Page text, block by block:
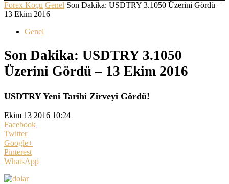
Forex Koçu Genel Son Dakika: USDTRY 3.1050 Üzerini Gördü –
13 Ekim 2016
Genel
Son Dakika: USDTRY 3.1050
Üzerini Gördü – 13 Ekim 2016
USDTRY Yeni Tarihi Zirveyi Gördü!
Ekim 13 2016 10:24
Facebook
Twitter
Google+
Pinterest
WhatsApp